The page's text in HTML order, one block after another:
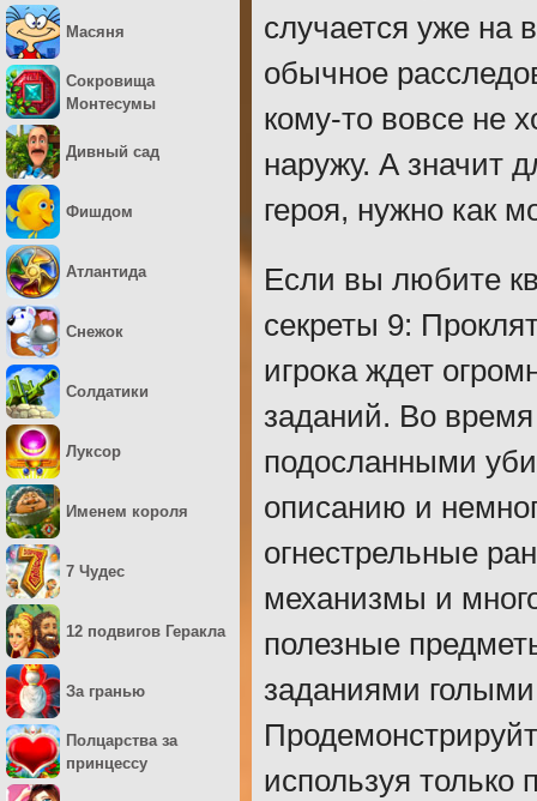
случается уже на
обычное
кому-то вовсе не
наружу. А значит
героя, нужно как
Если вы любите
секреты 9:
игрока ждет
заданий. Во время
подосланными
описанию и
огнестрельные
механизмы и
полезные
заданиями
используя
Масяня
Сокровища
Монтесумы
Дивный сад
Фишдом
Атлантида
Снежок
Солдатики
Луксор
Именем короля
7 Чудес
12 подвигов Геракла
За гранью
Полцарства за
принцессу